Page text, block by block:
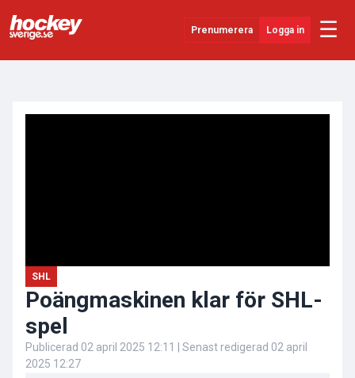
Prenumerera Logga in ☰
SHL
Poängmaskinen klar för SHL-
spel
Publicerad 02 april 2025 12:11 | Senast redigerad 02 april
2025 12:27